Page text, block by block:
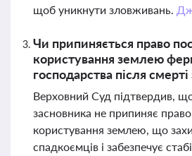
щоб уникнути зловживань.
Чи припиняється право
користування землею
господарства після
Верховний Суд підтвердив,
засновника не припиняє
користування землею, що
спадкоємців і забезпечує